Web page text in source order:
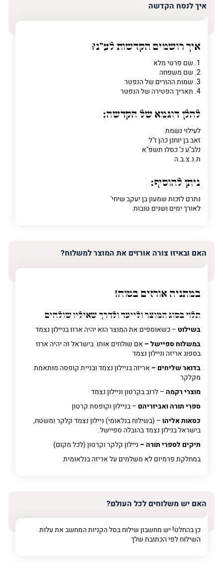
איך לנסח הקדשה
איך רושמים הקדשות לע"נ?
1. שם פרטי מלא
2. שם משפחה
3. שמות ההורים של הנפטר
4. תאריך הפטירה של הנפטר
להלן דוגמא של הקדשה:
לעילוי נשמת
זאב בן יוחנן כהן ז"ל
נלב"ע כ' כסלו תשפ"א
ת.נ.צ.ב.ה
ניתן להוסיף:
נתרם לזכות שמעון בן יעקב שיחי'
לאורך ימים ושנים טובות
האם ובאיזו צורה אורזים את המוצר למשלוח?
במתניה אורזים בטוח!
תלוי בסוג המוצר ולייעד ולדרך שאיליו שולחים
בשילוט – כשאוספים את המוצר הוא יהיה ארוז בניילון נצמד
במשלוח ספיישל – אם שולחים אותו בישראל זה יהיה ארוז
בספוג אריזה וניילון נצמד
בדואר שליחים – אריזה בניילון נצמד ובניית קופסה מותאמת
מקלקר
מוצרי רקמה – לרוב בקרטון וניילון נצמד
ספרי תורה ואביזריהם – בניילון וקופסת קרטון
כסאות אליהו– (בשילוח בנלאומי) ניילון נצמד קלקר ומשטח,
בישראל בנילון נצמד בהובלה ספיישל.
תיקים לספרי תורה – ניילון קלקר וקרטון (לכל מקום)
במחלקת פרמיוםלא משלמים על אריזה בנלאומית
האם יש משלוחים לכל העולם?
כן בהחלט! יש מחשבון שילוח בסל הקניות המחשב את עלות
השילוח לפי הכתובת שלך